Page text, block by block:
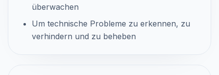
überwachen
Um technische Probleme zu erkennen, zu
verhindern und zu beheben